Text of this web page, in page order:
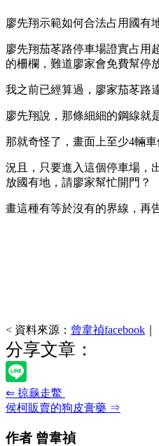
廖先翔示範如何合法占用國有
廖先翔茄苳路停車場證實占用
的柵欄，難道廖家會免費幫停
我之前已經算過，廖家茄苳路
廖先翔說，那條細細的鋼線就
那就奇怪了，畫面上至少4輛
況且，只要進入這個停車場，
放國有地，請廖家幫忙開門？
畫這種有等於沒有的界線，再
< 資料來源： 曾韋禎facebook
分享文章：
⇐ 掠龜走鱉
侯柯販賣的狗皮膏藥 ⇒
作者 曾韋禎